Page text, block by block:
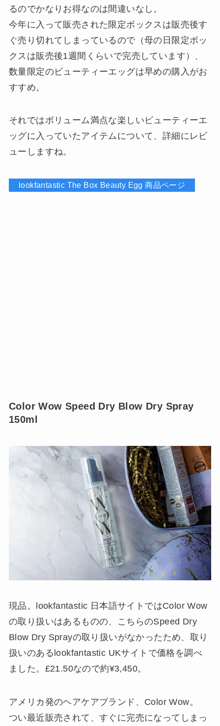
るのでかなりお得なのは間違いなし。
今年に入って販売された限定ボックスは販売後す
ぐ売り切れてしまっているので（母の日限定ボッ
クスは販売後1週間くらいで完売しています）、
数量限定のビューティーエッグは早めの購入がお
すすめ。
それではボリューム満点な楽しいビューティーエ
ッグに入っていたアイテムについて、詳細にレビ
ューしますね。
lookfantastic The Box Beauty Egg 商品ページ
Color Wow Speed Dry Blow Dry Spray
150ml
現品。lookfantastic 日本語サイトではColor Wow
の取り扱いはあるものの、こちらのSpeed Dry
Blow Dry Sprayの取り扱いがなかったため、取り
扱いのあるlookfantastic UKサイトで価格を調べ
ました。£21.50なので約¥3,450。
アメリカ発のヘアケアブランド、Color Wow。
つい最近販売されて、すぐに完売になってしまっ